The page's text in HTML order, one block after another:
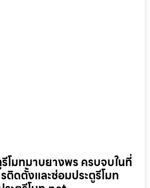
โมทมาบยางพร ครบจบในที่
ติดตั้งและซ่อมประตูรีโมท